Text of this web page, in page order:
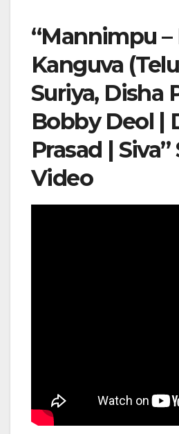
“Mannimpu –
Kanguva
Suriya, Disha
Bobby Deol |
Prasad |
Video